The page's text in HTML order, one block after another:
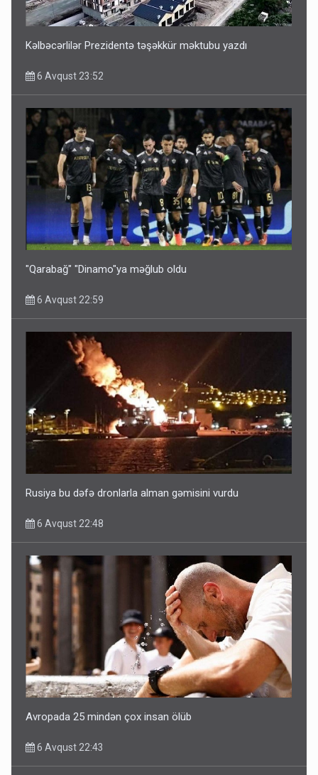
Kəlbəcərlilər Prezidentə təşəkkür məktubu yazdı
6 Avqust 23:52
"Qarabağ" "Dinamo"ya məğlub oldu
6 Avqust 22:59
Rusiya bu dəfə dronlarla alman gəmisini vurdu
6 Avqust 22:48
Avropada 25 mindən çox insan ölüb
6 Avqust 22:43